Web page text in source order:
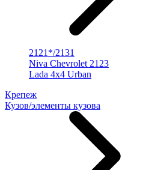
2121*/2131
Niva Chevrolet 2123
Lada 4x4 Urban
Крепеж
Кузов/элементы кузова